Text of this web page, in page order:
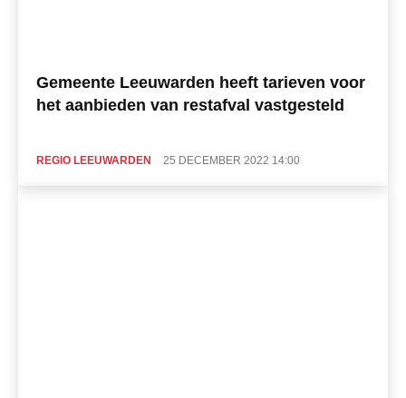
Gemeente Leeuwarden heeft tarieven voor
het aanbieden van restafval vastgesteld
REGIO LEEUWARDEN 25 DECEMBER 2022 14:00